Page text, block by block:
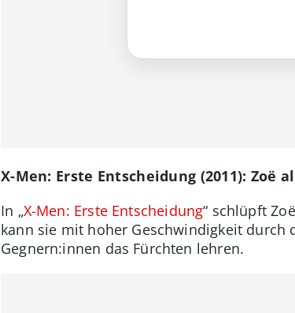
X-Men: Erste Entscheidung (2011): Zoë
In „X-Men: Erste Entscheidung“ schlüpft
kann sie mit hoher Geschwindigkeit
Gegnern:innen das Fürchten lehren.